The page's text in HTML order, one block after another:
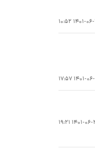
۰۶-۲۷ ۱۰:۵۲
۰۶-۲۱ ۱۷:۵۷
۰۶-۲۰ ۱۹:۲۱